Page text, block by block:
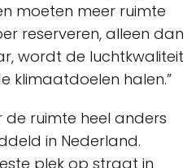
moeten meer ruimte
reserveren, alleen dan
wordt de luchtkwaliteit
klimaatdoelen halen.”
de ruimte heel anders
in Nederland.
plek op straat in